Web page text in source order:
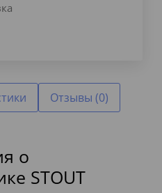
Отзывы (0)
о
STOUT